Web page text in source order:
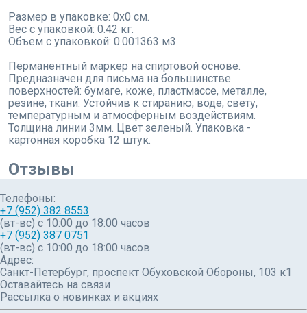
Размер в упаковке: 0x0 см.
Вес с упаковкой: 0.42 кг.
Объем с упаковкой: 0.001363 м3.
Перманентный маркер на спиртовой основе.
Предназначен для письма на большинстве
поверхностей: бумаге, коже, пластмассе, металле,
резине, ткани. Устойчив к стиранию, воде, свету,
температурным и атмосферным воздействиям.
Толщина линии 3мм. Цвет зеленый. Упаковка -
картонная коробка 12 штук.
Отзывы
Телефоны:
+7 (952) 382 8553
(вт-вс) c 10:00 до 18:00 часов
+7 (952) 387 0751
(вт-вс) с 10:00 до 18:00 часов
Адрес:
Санкт-Петербург, проспект Обуховской Обороны, 103 к1
Оставайтесь на связи
Рассылка о новинках и акциях